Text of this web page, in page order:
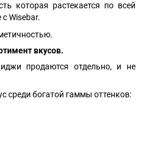
которая растекается по всей
Wisebar.
вкусов.
продаются отдельно, и не
среди богатой гаммы оттенков: